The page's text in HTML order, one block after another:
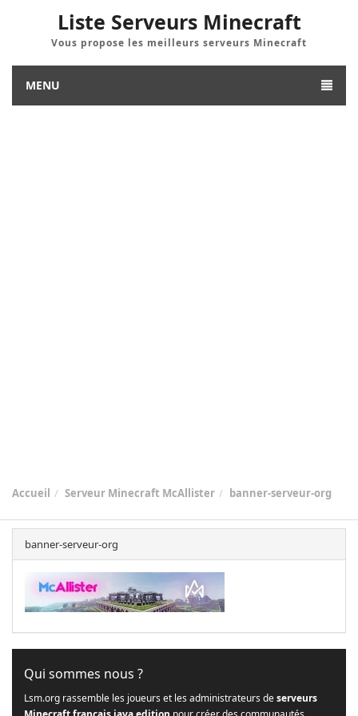
Liste Serveurs Minecraft
Vous propose les meilleurs serveurs Minecraft
MENU
Accueil Serveur Minecraft McAllister banner-serveur-org
banner-serveur-org
Qui sommes nous ?
Lsm.org rassemble les joueurs et les administrateurs deserveurs